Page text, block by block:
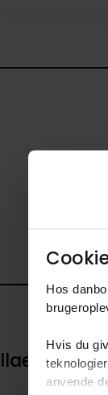
Hos
Hvis du
anvende
i